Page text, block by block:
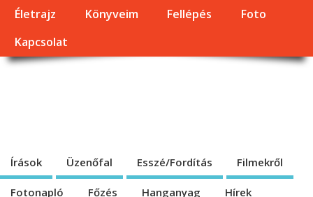
Életrajz Könyveim Fellépés
Foto
Kapcsolat
Írások Üzenőfal Esszé/Fordítás Filmekről
Fotonapló Főzés Hanganyag Hírek